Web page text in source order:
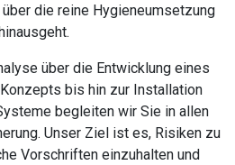
die reine Hygieneumsetzung
über die Entwicklung eines
bis hin zur Installation
begleiten wir Sie in allen
Unser Ziel ist es, Risiken zu
Vorschriften einzuhalten und